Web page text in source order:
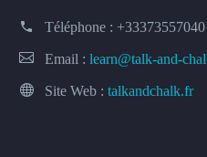
Téléphone : +33373557040
Email : learn@talk-and-
Site Web : talkandchalk.fr